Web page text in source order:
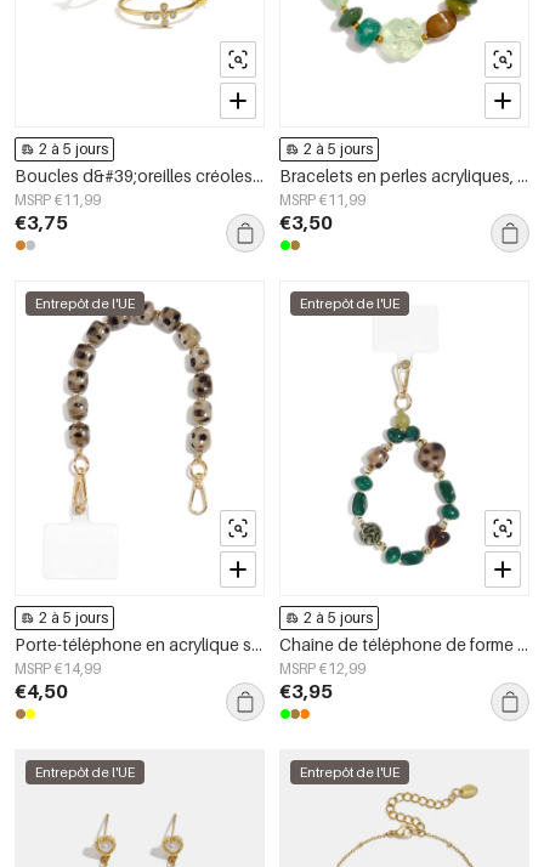
2 à 5 jours
Boucles d&#39;oreilles créoles en acier inoxydable, style croix, collection simple, bijoux pour femmes
MSRP €11,99
€3,75
2 à 5 jours
Bracelets en perles acryliques, collection décontractée et simple pour femmes
MSRP €11,99
€3,50
Entrepôt de l'UE
2 à 5 jours
Porte-téléphone en acrylique simple, forme géométrique, accessoire du quotidien
MSRP €14,99
€4,50
Entrepôt de l'UE
2 à 5 jours
Chaîne de téléphone de forme irrégulière, simple, en acrylique, accessoire du quotidien
MSRP €12,99
€3,95
Entrepôt de l'UE Entrepôt de l'UE